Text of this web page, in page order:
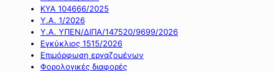
ΚΥΑ 104666/2025
Υ.Α. 1/2026
Υ.Α. ΥΠΕΝ/ΔΙΠΑ/147520/9699/2026
Εγκύκλιος 1515/2026
Επιμόρφωση εργαζομένων
Φορολογικές διαφορές